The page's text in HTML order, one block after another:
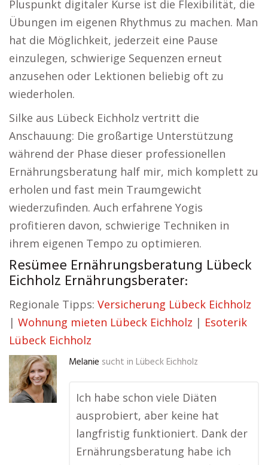
Pluspunkt digitaler Kurse ist die Flexibilität, die
Übungen im eigenen Rhythmus zu machen. Man
hat die Möglichkeit, jederzeit eine Pause
einzulegen, schwierige Sequenzen erneut
anzusehen oder Lektionen beliebig oft zu
wiederholen.
Silke aus Lübeck Eichholz vertritt die
Anschauung: Die großartige Unterstützung
während der Phase dieser professionellen
Ernährungsberatung half mir, mich komplett zu
erholen und fast mein Traumgewicht
wiederzufinden. Auch erfahrene Yogis
profitieren davon, schwierige Techniken in
ihrem eigenen Tempo zu optimieren.
Resümee Ernährungsberatung Lübeck
Eichholz Ernährungsberater:
Regionale Tipps: Versicherung Lübeck Eichholz
| Wohnung mieten Lübeck Eichholz | Esoterik
Lübeck Eichholz
Melanie sucht in Lübeck Eichholz
Ich habe schon viele Diäten
ausprobiert, aber keine hat
langfristig funktioniert. Dank der
Ernährungsberatung habe ich